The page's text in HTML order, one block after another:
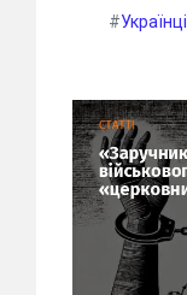
#Українці